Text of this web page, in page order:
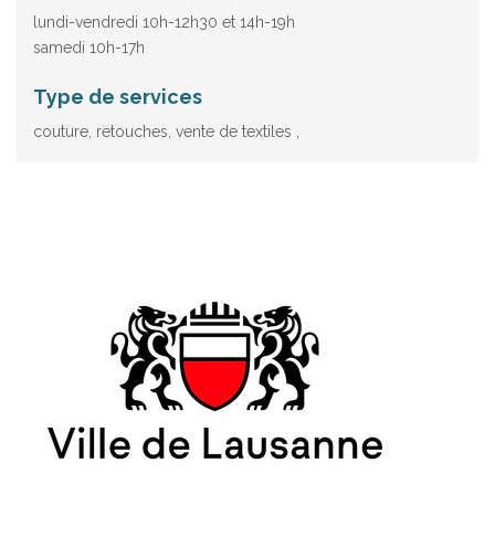
lundi-vendredi 10h-12h30 et 14h-19h
samedi 10h-17h
Type de services
couture, retouches, vente de textiles ,